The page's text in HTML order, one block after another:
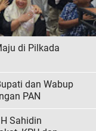
di Pilkada
dan Wabup
PAN
Sahidin